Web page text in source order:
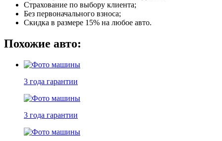
Страхование по выбору клиента;
Без первоначального взноса;
Скидка в размере 15% на любое авто.
Похожие авто:
3 года гарантии
3 года гарантии